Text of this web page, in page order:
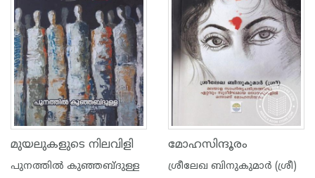
മുയലുകളുടെ നിലവിളി
പുനത്തില്‍ കുഞ്ഞബ്ദുള്ള
മോഹസിന്ദൂരം
ശ്രീലേഖ ബിനുകുമാർ (ശ്രീ)